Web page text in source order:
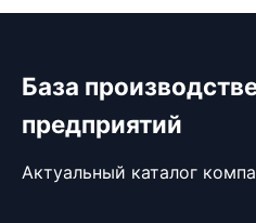
База
предприятий
Актуальный каталог